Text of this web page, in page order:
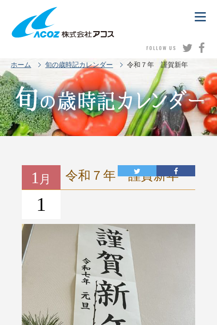
FOLLOW US
ホーム 旬の歳時記カレンダー 令和７年 謹賀新年
1 月
1
令和７年 謹賀新年